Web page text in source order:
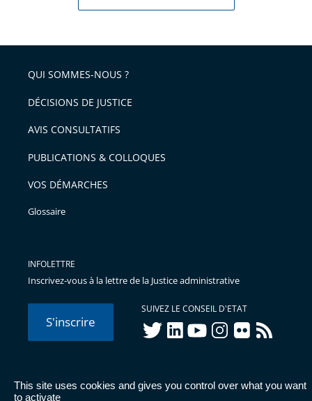
This site uses cookies and gives you control over what you want
to activate
QUI SOMMES-NOUS ?
DÉCISIONS DE JUSTICE
AVIS CONSULTATIFS
PUBLICATIONS & COLLOQUES
VOS DÉMARCHES
Glossaire
INFOLETTRE
Inscrivez-vous à la lettre de la Justice administrative
S'inscrire
SUIVEZ LE CONSEIL D'ETAT
twitterlinkedInyoutubeinstagram
flickr rss
© Conseil d'État 2026 - Mentions légales
Données